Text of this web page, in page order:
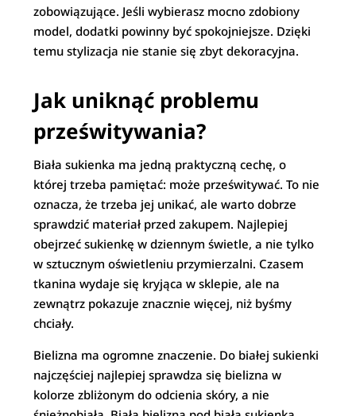
zobowiązujące. Jeśli wybierasz mocno zdobiony
model, dodatki powinny być spokojniejsze. Dzięki
temu stylizacja nie stanie się zbyt dekoracyjna.
Jak uniknąć problemu
prześwitywania?
Biała sukienka ma jedną praktyczną cechę, o
której trzeba pamiętać: może prześwitywać. To nie
oznacza, że trzeba jej unikać, ale warto dobrze
sprawdzić materiał przed zakupem. Najlepiej
obejrzeć sukienkę w dziennym świetle, a nie tylko
w sztucznym oświetleniu przymierzalni. Czasem
tkanina wydaje się kryjąca w sklepie, ale na
zewnątrz pokazuje znacznie więcej, niż byśmy
chciały.
Bielizna ma ogromne znaczenie. Do białej sukienki
najczęściej najlepiej sprawdza się bielizna w
kolorze zbliżonym do odcienia skóry, a nie